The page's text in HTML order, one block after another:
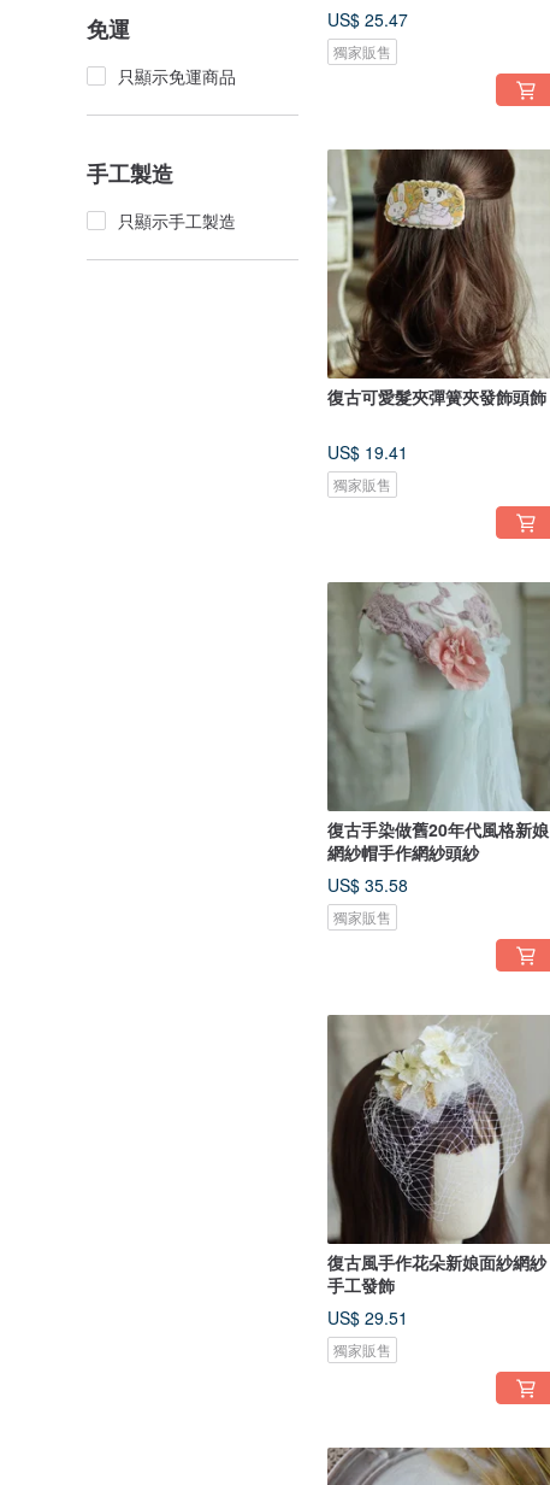
免運
只顯示免運商品
手工製造
只顯示手工製造
US$ 25.47
獨家販售
復古可愛髮夾彈簧夾發飾頭飾
US$ 19.41
獨家販售
復古手染做舊20年代風格新娘
網紗帽手作網紗頭紗
US$ 35.58
獨家販售
復古風手作花朵新娘面紗網紗
手工發飾
US$ 29.51
獨家販售